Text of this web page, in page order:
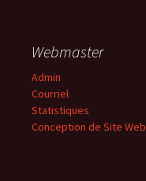
Webmaster
Admin
Courriel
Statistiques
Conception de Site Web